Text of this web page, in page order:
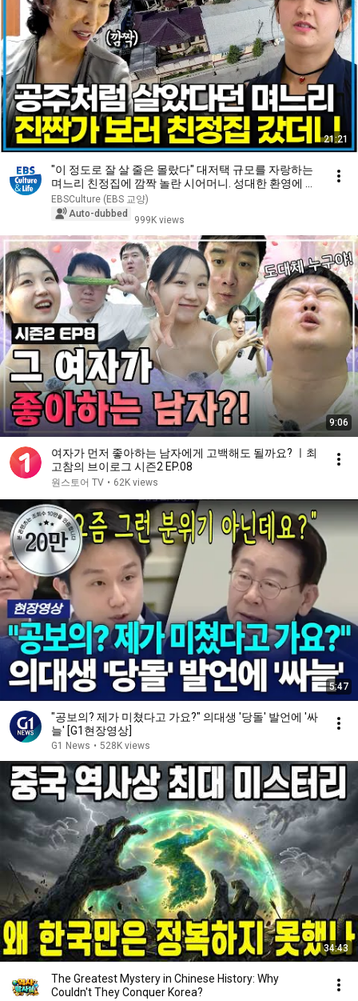
21:21
"이 정도로 잘 살 줄은 몰랐다" 대저택 규모를 자랑하는
며느리 친정집에 깜짝 놀란 시어머니. 성대한 환영에 몸
둘 바를 모르는데...｜다문화 고부열전｜알고e즘
EBSCulture (EBS 교양)
Auto-dubbed
999K views
9:06
여자가 먼저 좋아하는 남자에게 고백해도 될까요? ㅣ최
고참의 브이로그 시즌2 EP.08
원스토어 TV • 62K views
5:47
"공보의? 제가 미쳤다고 가요?" 의대생 '당돌' 발언에 '싸
늘' [G1현장영상]
G1 News • 528K views
34:43
The Greatest Mystery in Chinese History: Why
Couldn't They Conquer Korea?